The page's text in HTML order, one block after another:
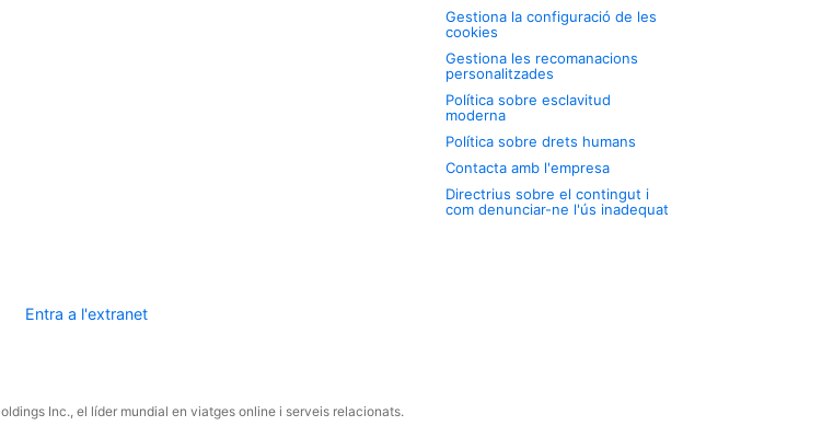
Gestiona la configuració de les
cookies
Gestiona les recomanacions
personalitzades
Política sobre esclavitud
moderna
Política sobre drets humans
Contacta amb l'empresa
Directrius sobre el contingut i
com denunciar-ne l'ús inadequat
Entra a l'extranet
Inc., el líder mundial en viatges online i serveis relacionats.